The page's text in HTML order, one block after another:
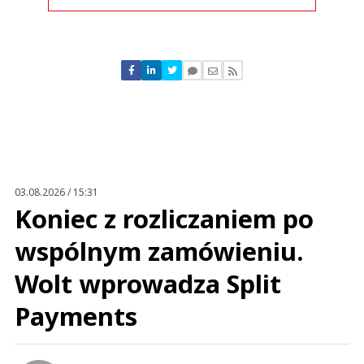
Najpierw przeczytałem: "adresowaną do głodujących klientów" :))
Nickt
Odpowiedz
0
0
03.08.2026 / 15:31
Koniec z rozliczaniem po
wspólnym zamówieniu.
Wolt wprowadza Split
Payments